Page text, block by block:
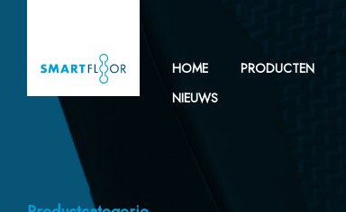
HOME PRODUCTEN
NIEUWS